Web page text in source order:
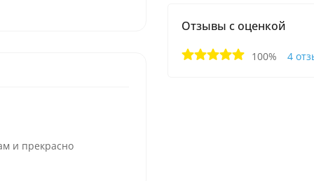
и прекрасно
Отзывы с оценкой
100% 4